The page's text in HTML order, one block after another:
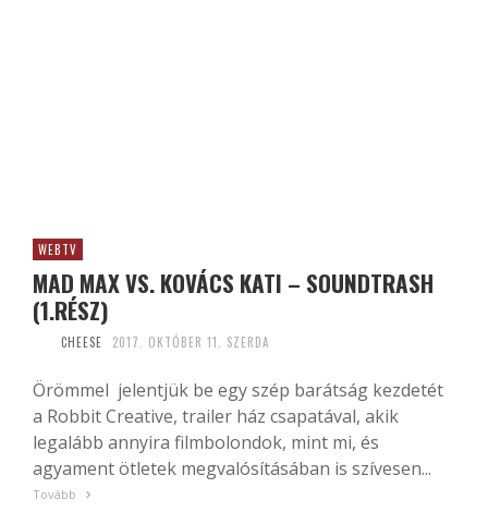
WEBTV
MAD MAX VS. KOVÁCS KATI – SOUNDTRASH
(1.RÉSZ)
CHEESE 2017. OKTÓBER 11. SZERDA
Örömmel jelentjük be egy szép barátság kezdetét
a Robbit Creative, trailer ház csapatával, akik
legalább annyira filmbolondok, mint mi, és
agyament ötletek megvalósításában is szívesen...
Tovább